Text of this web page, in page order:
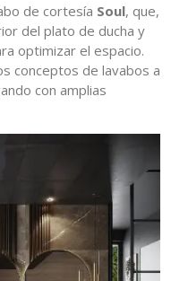
de cortesía Soul, que,
del plato de ducha y
optimizar el espacio.
conceptos de lavabos a
con amplias